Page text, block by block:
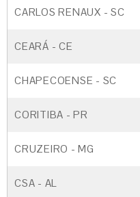
CARLOS RENAUX - SC
CEARÁ - CE
CHAPECOENSE - SC
CORITIBA - PR
CRUZEIRO - MG
CSA - AL